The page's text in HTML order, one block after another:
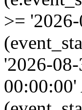
>=
'2026-